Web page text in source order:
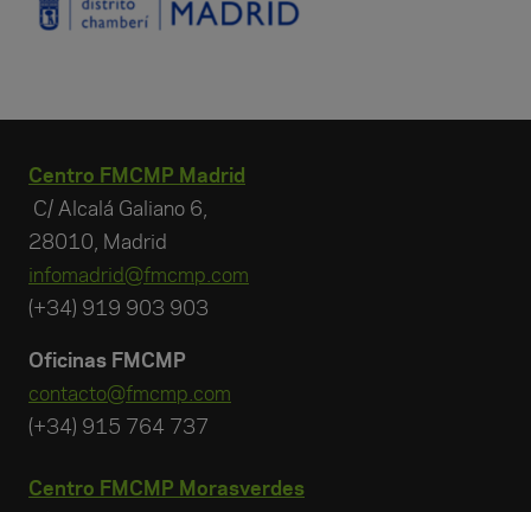
Centro FMCMP Madrid
C/ Alcalá Galiano 6,
28010, Madrid
infomadrid@fmcmp.com
(+34) 919 903 903
Oficinas FMCMP
contacto@fmcmp.com
(+34) 915 764 737
Centro FMCMP Morasverdes